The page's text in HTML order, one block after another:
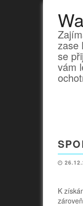
zase
se
vám
K